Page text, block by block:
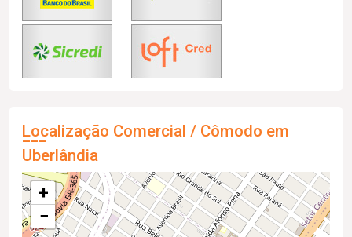
Localização Comercial / Cômodo em
Uberlândia
+
−